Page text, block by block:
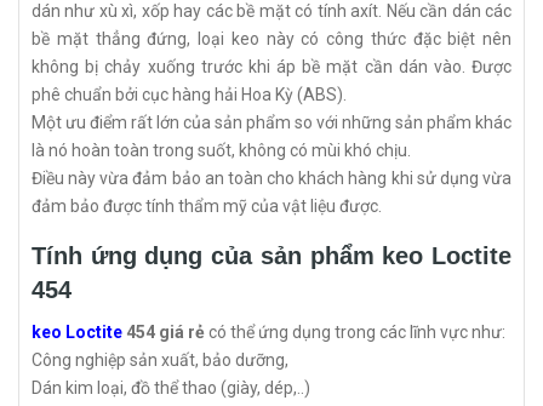
dán như xù xì, xốp hay các bề mặt có tính axít. Nếu cần dán các
bề mặt thẳng đứng, loại keo này có công thức đặc biệt nên
không bị chảy xuống trước khi áp bề mặt cần dán vào. Được
phê chuẩn bởi cục hàng hải Hoa Kỳ (ABS).
Một ưu điểm rất lớn của sản phẩm so với những sản phẩm khác
là nó hoàn toàn trong suốt, không có mùi khó chịu.
Điều này vừa đảm bảo an toàn cho khách hàng khi sử dụng vừa
đảm bảo được tính thẩm mỹ của vật liệu được.
Tính ứng dụng của sản phẩm keo Loctite
454
keo Loctite 454 giá rẻcó thể ứng dụng trong các lĩnh vực như:
Công nghiệp sản xuất, bảo dưỡng,
Dán kim loại, đồ thể thao (giày, dép,..)